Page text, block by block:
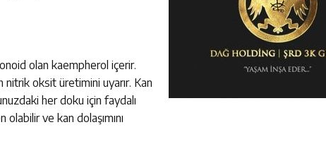
olan kaempherol içerir.
oksit üretimini uyarır. Kan
her doku için faydalı
ve kan dolaşımını